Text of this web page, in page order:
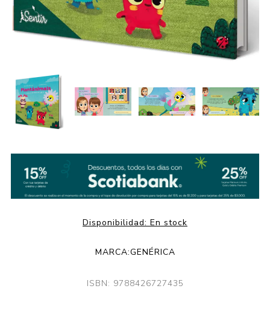
Disponibilidad: En stock
MARCA:GENÉRICA
ISBN: 9788426727435